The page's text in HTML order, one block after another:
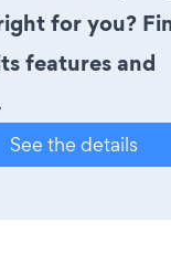
for you?
features and
See the details